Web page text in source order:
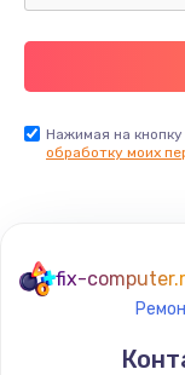
Нажимая на
обработку моих
fix-